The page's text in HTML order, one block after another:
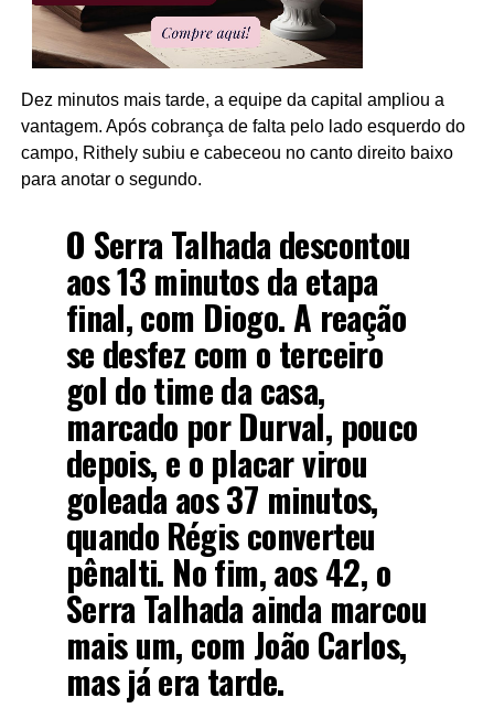
Dez minutos mais tarde, a equipe da capital ampliou a
vantagem. Após cobrança de falta pelo lado esquerdo do
campo, Rithely subiu e cabeceou no canto direito baixo
para anotar o segundo.
O Serra Talhada descontou
aos 13 minutos da etapa
final, com Diogo. A reação
se desfez com o terceiro
gol do time da casa,
marcado por Durval, pouco
depois, e o placar virou
goleada aos 37 minutos,
quando Régis converteu
pênalti. No fim, aos 42, o
Serra Talhada ainda marcou
mais um, com João Carlos,
mas já era tarde.